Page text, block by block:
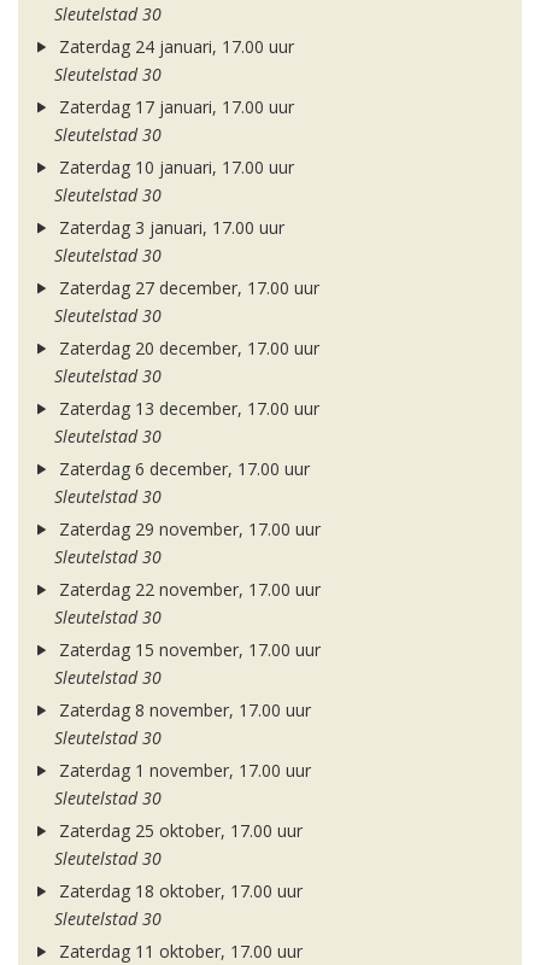
Sleutelstad 30
Zaterdag 24 januari, 17.00 uur
Sleutelstad 30
Zaterdag 17 januari, 17.00 uur
Sleutelstad 30
Zaterdag 10 januari, 17.00 uur
Sleutelstad 30
Zaterdag 3 januari, 17.00 uur
Sleutelstad 30
Zaterdag 27 december, 17.00 uur
Sleutelstad 30
Zaterdag 20 december, 17.00 uur
Sleutelstad 30
Zaterdag 13 december, 17.00 uur
Sleutelstad 30
Zaterdag 6 december, 17.00 uur
Sleutelstad 30
Zaterdag 29 november, 17.00 uur
Sleutelstad 30
Zaterdag 22 november, 17.00 uur
Sleutelstad 30
Zaterdag 15 november, 17.00 uur
Sleutelstad 30
Zaterdag 8 november, 17.00 uur
Sleutelstad 30
Zaterdag 1 november, 17.00 uur
Sleutelstad 30
Zaterdag 25 oktober, 17.00 uur
Sleutelstad 30
Zaterdag 18 oktober, 17.00 uur
Sleutelstad 30
Zaterdag 11 oktober, 17.00 uur